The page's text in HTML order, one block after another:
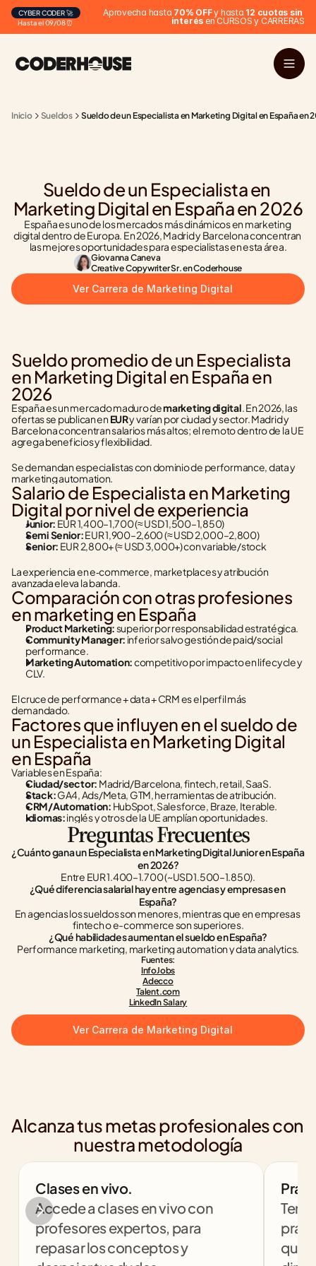
Hasta el 09/08 ⏰
CYBER CODER 🚀 Aprovecha hasta 70% OFF y hasta 12 cuotas sin
interés en CURSOS y CARRERAS
Inicio Sueldos Sueldo de un Especialista en Marketing Digital en España en
Sueldo de un Especialista en
Marketing Digital en España en 2026
España es uno de los mercados más dinámicos en marketing
digital dentro de Europa. En 2026, Madrid y Barcelona concentran
las mejores oportunidades para especialistas en esta área.
Giovanna Caneva
Creative Copywriter Sr. en Coderhouse
Ver Carrera de Marketing Digital
Sueldo promedio de un Especialista
en Marketing Digital en España en
2026
España es un mercado maduro de marketing digital. En 2026, las
ofertas se publican en EUR y varían por ciudad y sector. Madrid y
Barcelona concentran salarios más altos; el remoto dentro de la UE
agrega beneficios y flexibilidad.
Se demandan especialistas con dominio de performance, data y
marketing automation.
Salario de Especialista en Marketing
Digital por nivel de experiencia
Junior: EUR 1,400–1,700 (≈ USD 1,500–1,850)
Semi Senior: EUR 1,900–2,600 (≈ USD 2,000–2,800)
Senior: EUR 2,800+ (≈ USD 3,000+) con variable/stock
La experiencia en e‑commerce, marketplaces y atribución
avanzada eleva la banda.
Comparación con otras profesiones
en marketing en España
Product Marketing: superior por responsabilidad estratégica.
Community Manager: inferior salvo gestión de paid/social
performance.
Marketing Automation: competitivo por impacto en lifecycle y
CLV.
El cruce de performance + data + CRM es el perfil más
demandado.
Factores que influyen en el sueldo de
un Especialista en Marketing Digital
en España
Variables en España:
Ciudad/sector: Madrid/Barcelona, fintech, retail, SaaS.
Stack: GA4, Ads/Meta, GTM, herramientas de atribución.
CRM/Automation: HubSpot, Salesforce, Braze, Iterable.
Idiomas: inglés y otros de la UE amplían oportunidades.
Preguntas Frecuentes
¿Cuánto gana un Especialista en Marketing Digital Junior en España
en 2026?
Entre EUR 1.400–1.700 (~USD 1.500–1.850).
¿Qué diferencia salarial hay entre agencias y empresas en
España?
En agencias los sueldos son menores, mientras que en empresas
fintech o e-commerce son superiores.
¿Qué habilidades aumentan el sueldo en España?
Performance marketing, marketing automation y data analytics.
Fuentes:
InfoJobs
Adecco
Talent.com
LinkedIn Salary
Ver Carrera de Marketing Digital
Alcanza tus metas profesionales con
nuestra metodología
Clases en vivo.
Accede a clases en vivo con
profesores expertos, para
repasar los conceptos y
que